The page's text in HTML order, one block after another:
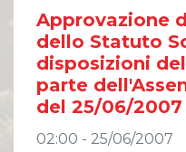
Approvazione
dello Statuto
disposizioni
parte
del 25/06/2007
02:00 - 25/06/2007